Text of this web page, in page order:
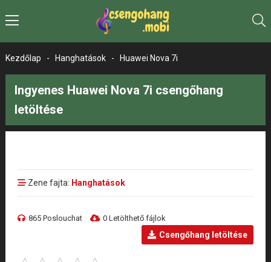
Kezdőlap - Hanghatások - Huawei Nova 7i
Ingyenes Huawei Nova 7i csengőhang
letöltése
Zene fajta: Hanghatások
865 Poslouchat 0 Letölthető fájlok
Csengőhang letöltése